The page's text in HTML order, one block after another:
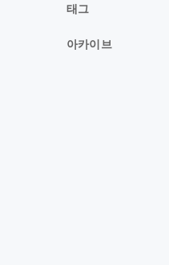
태그
아카이브